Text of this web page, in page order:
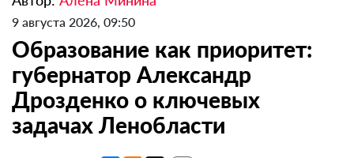
9 августа 2026, 09:50
Образование как приоритет:
губернатор Александр
Дрозденко о ключевых
задачах Ленобласти